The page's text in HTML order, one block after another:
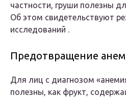
частности, груши полезны
Об этом свидетельствуют
исследований .
Предотвращение
Для лиц с диагнозом
полезны, как фрукт,